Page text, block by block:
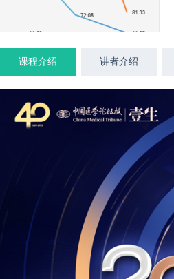
课程介绍 讲者介绍